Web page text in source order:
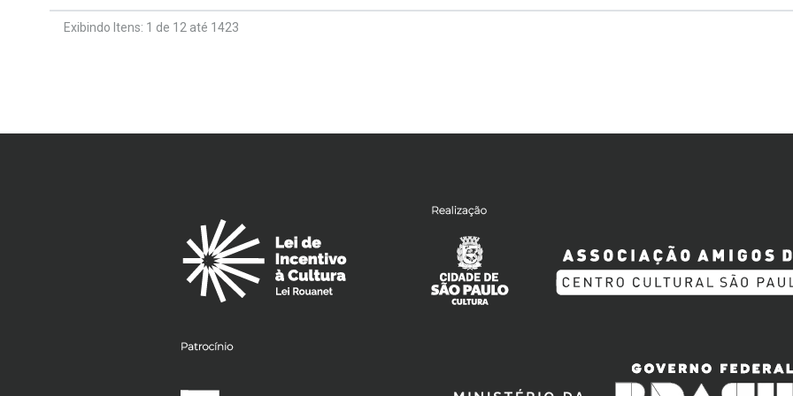
Exibindo Itens: 1 de 12 até 1423